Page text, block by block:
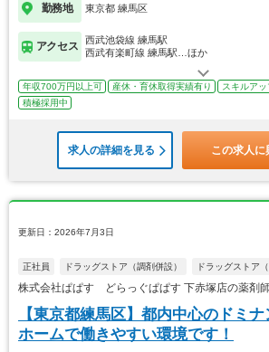
勤務地 東京都 練馬区
アクセス
西武池袋線 練馬駅
西武有楽町線 練馬駅…ほか
年収700万円以上可 産休・育休取得実績有り スキルアッ
積極採用中
求人の詳細を見る この求人に
更新日：2026年7月3日
正社員 ドラッグストア（調剤併設） ドラッグストア
株式会社ぱぱす どらっぐぱぱす 下赤塚店の薬剤
【東京都練馬区】都内中心のドミ
ホームで働きやすい環境です！